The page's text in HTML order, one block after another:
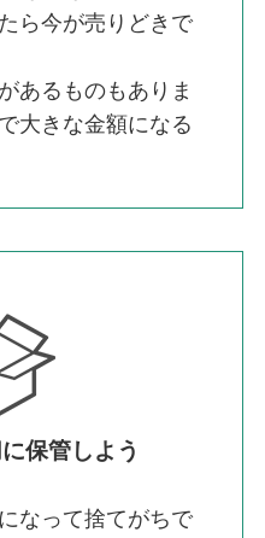
ら今が売りどきで
あるものもありま
大きな金額になる
保管しよう
なって捨てがちで